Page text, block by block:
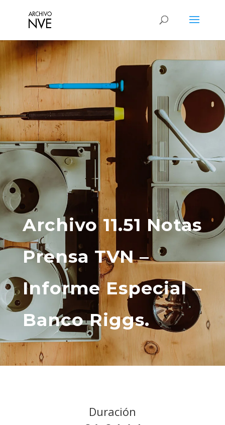
Archivo 11.51 Notas
Prensa TVN –
Informe Especial –
Banco Riggs.
Duración